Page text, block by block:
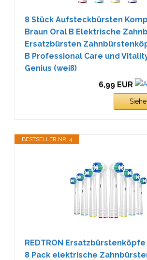
8 Stück Aufsteckbürsten
Braun Oral B Elektrische
Ersatzbürsten
B Professional Care und
Genius (weiß)
6,99 EUR
BESTSELLER NR. 4
REDTRON
8 Pack elektrische